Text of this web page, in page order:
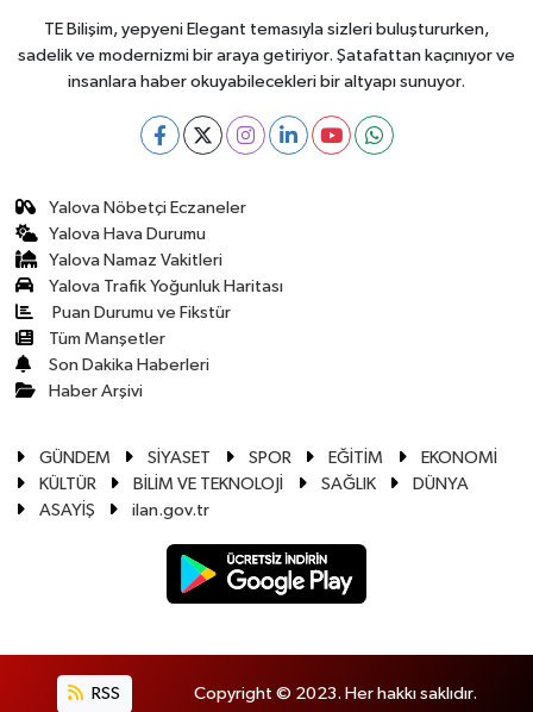
TE Bilişim, yepyeni Elegant temasıyla sizleri buluştururken,
sadelik ve modernizmi bir araya getiriyor. Şatafattan kaçınıyor ve
insanlara haber okuyabilecekleri bir altyapı sunuyor.
Yalova Nöbetçi Eczaneler
Yalova Hava Durumu
Yalova Namaz Vakitleri
Yalova Trafik Yoğunluk Haritası
Puan Durumu ve Fikstür
Tüm Manşetler
Son Dakika Haberleri
Haber Arşivi
GÜNDEM SİYASET SPOR EĞİTİM
EKONOMİ
KÜLTÜR
BİLİM VE TEKNOLOJİ SAĞLIK
DÜNYA
ASAYİŞ
ilan.gov.tr
RSS Copyright © 2023. Her hakkı saklıdır.